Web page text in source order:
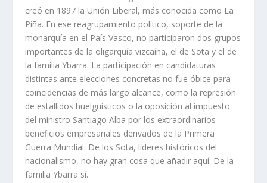
creó en 1897 la Unión Liberal, más conocida como La
Piña. En ese reagrupamiento polí­tico, soporte de la
monarquí­a en el Paí­s Vasco, no participaron dos grupos
importantes de la oligarquí­a vizcaí­na, el de Sota y el de
la familia Ybarra. La participación en candidaturas
distintas ante elecciones concretas no fue óbice para
coincidencias de más largo alcance, como la represión
de estallidos huelguí­sticos o la oposición al impuesto
del ministro Santiago Alba por los extraordinarios
beneficios empresariales derivados de la Primera
Guerra Mundial. De los Sota, lí­deres históricos del
nacionalismo, no hay gran cosa que añadir aquí­. De la
familia Ybarra sí­.